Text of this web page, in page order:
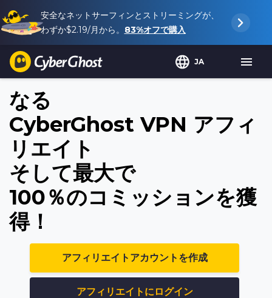
安全なネットサーフィンとストリーミングが、
わずか$2.19/月から。 83%オフで購入
JA
なる
CyberGhost VPN アフィ
リエイト
そして最大で
100％のコミッションを獲
得！
アフィリエイトアカウントを作成
アフィリエイトにログイン